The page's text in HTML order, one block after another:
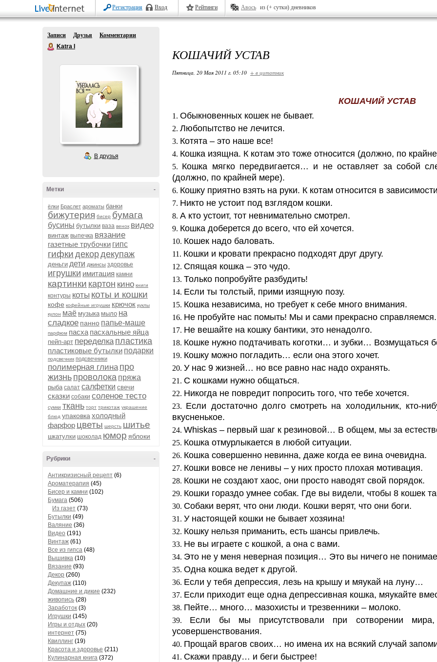
Регистрация Вход Рейтинги Авось из (+ сутки) дневников
Записи Друзья
Комментарии
Katra I
В друзья
-
Метки
ёлки Браслет ароматы банки
бижутерия бисер бумага
бусины бутылки ваза венок видео
винтаж выпечка вязание
газетные трубочки гипс
гифки декордекупаж
деньги дети джинсы здоровье
игрушки имитация камни
картинки картон кино книги
контуры коты коты и кошки
кофе кофейные игрушки крючок куклы
кулон маё музыка мыло на
сладкое панно папье-маше
парфюм пасха пасхальные яйца
пейп-арт переделка пластика
пластиковые бутылки подарки
подсвечник подсвечники
полимерная глина про
жизнь проволока пряжа
рыба салат салфетки свечи
сказки собаки соленое тесто
сумки ткань торт трикотаж украшение
блюд упаковка холодный
фарфор цветы шерсть шитье
шкатулки шоколад юмор яблоки
-
Рубрики
Антикризисный рецепт (6)
Ароматерапия (45)
Бисер и камни (102)
Бумага (506)
Из газет (73)
Бутылки (49)
Валяние (36)
Видео (191)
Винтаж (61)
Все из гипса (48)
Вышивка (10)
Вязание (93)
Декор (260)
Декупаж (110)
Домашние и дикие (232)
живопись (28)
Заработок (3)
Игрушки (145)
Игры и отдых (20)
интернет (75)
Квиллинг (19)
Красота и здоровье (211)
Кулинарная книга (372)
КОШАЧИЙ УСТАВ
Пятница, 20 Мая 2011 г. 05:10 + в цитатник
КОШАЧИЙ УСТАВ
Обыкновенных кошек не бывает.
Любопытство не лечится.
Котята – это наше все!
Кошка изящна. К котам это тоже относится (должно, по
Кошка мягко передвигается… и не оставляет за собой
(должно, по крайней мере).
Кошку приятно взять на руки. К котам относится в
Никто не устоит под взглядом кошки.
А кто устоит, тот невнимательно смотрел.
Кошка доберется до всего, что ей хочется.
Кошек надо баловать.
Кошки и кровати прекрасно подходят друг другу.
Спящая кошка – это чудо.
Только попробуйте разбудить!
Если ты толстый, прими изящную позу.
Кошка независима, но требует к себе много внимания.
Не пробуйте нас помыть! Мы и сами прекрасно справляемся.
Не вешайте на кошку бантики, это ненадолго.
Кошке нужно подтачивать коготки… и зубки… Возмущаться
Кошку можно погладить… если она этого хочет.
У нас 9 жизней… но все равно нас надо охранять.
С кошками нужно общаться.
Никогда не повредит попросить того, что тебе хочется.
Если достаточно долго смотреть на холодильник, кто-
вкусненькое.
Whiskas – первый шаг к резиновой… В общем, мы за
Кошка отмурлыкается в любой ситуации.
Кошка совершенно невинна, даже когда ее вина очевидна.
Кошки вовсе не ленивы – у них просто плохая мотивация.
Кошки не создают хаос, они просто наводят свой порядок.
Кошки гораздо умнее собак. Где вы видели, чтобы 8 кошек
Собаки верят, что они люди. Кошки верят, что они боги.
У настоящей кошки не бывает хозяина!
Кошку нельзя приманить, есть шансы привлечь.
Не вы играете с кошкой, а она с вами.
Это не у меня неверная позиция… Это вы ничего не
Одна кошка ведет к другой.
Если у тебя депрессия, лезь на крышу и мяукай на луну…
Если приходит еще одна депрессивная кошка, мяукайте
Пейте… много… мазохисты и трезвенники – молоко.
Если бы мы присутствовали при сотворении
усовершенствования.
Прощай врагов своих… но имена их на всякий случай
Скажи правду… и беги быстрее!